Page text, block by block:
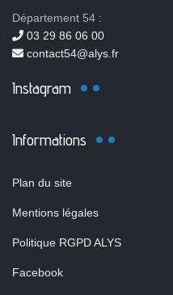
Département 54 :
03 29 86 06 00
contact54@alys.fr
Instagram
Informations
Plan du site
Mentions légales
Politique RGPD ALYS
Facebook